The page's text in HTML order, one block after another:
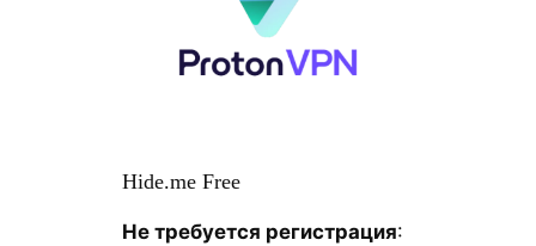
Hide.me Free
Не требуется регистрация: